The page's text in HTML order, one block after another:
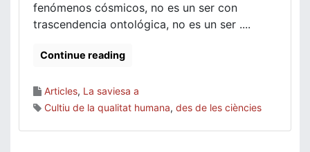
fenómenos cósmicos, no es un ser con
trascendencia ontológica, no es un ser ....
Continue reading
Articles, La saviesa a
Cultiu de la qualitat humana, des de les ciències